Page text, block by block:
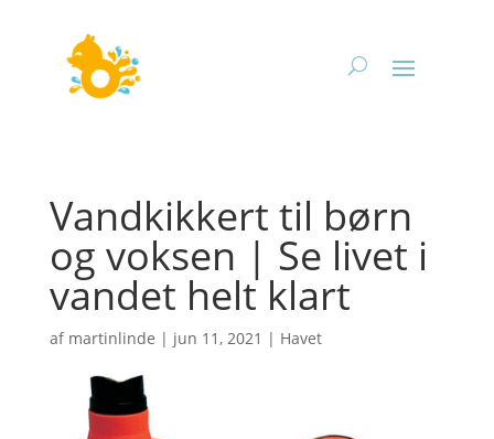
Vandkikkert til børn
og voksen | Se livet i
vandet helt klart
af martinlinde | jun 11, 2021 | Havet